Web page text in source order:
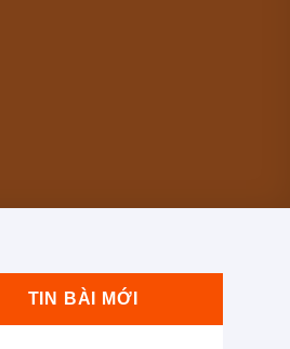
TIN BÀI MỚI